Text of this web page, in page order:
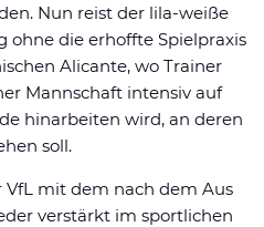
Nun reist der lila-weiße
ohne die erhoffte Spielpraxis
Alicante, wo Trainer
Mannschaft intensiv auf
hinarbeiten wird, an deren
soll.
VfL mit dem nach dem Aus
verstärkt im sportlichen